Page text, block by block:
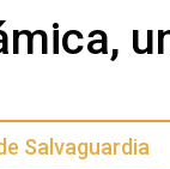
Salvaguardia